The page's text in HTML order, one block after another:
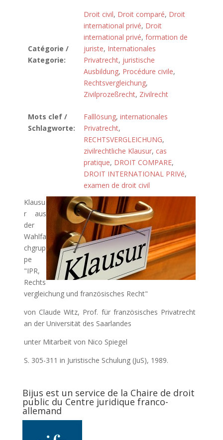
Catégorie /
Kategorie:
Droit civil, Droit comparé, Droit
international privé, Droit
international privé, formation de
juriste, Internationales
Privatrecht, juristische
Ausbildung, Procédure civile,
Rechtsvergleichung,
Zivilprozeßrecht, Zivilrecht
Mots clef /
Schlagworte:
Falllösung, internationales
Privatrecht,
RECHTSVERGLEICHUNG,
zivilrechtliche Klausur, cas
pratique, DROIT COMPARE,
DROIT INTERNATIONAL PRIVé,
examen de droit civil
Klausu
r aus
der
Wahlfa
chgrup
pe
"IPR,
Rechts
vergleichung und französisches Recht"
von Claude Witz, Prof. für französisches Privatrecht
an der Universität des Saarlandes
unter Mitarbeit von Nico Spiegel
S. 305-311 in Juristische Schulung (JuS), 1989.
Bijus est un service de la Chaire de droit
public du Centre juridique franco-
allemand